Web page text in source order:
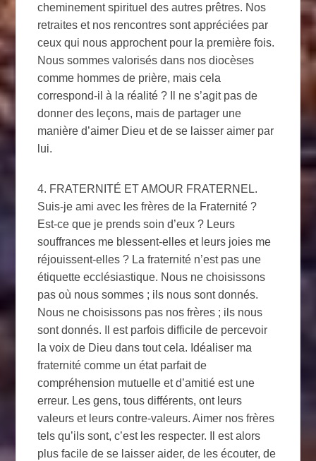
cheminement spirituel des autres prêtres. Nos
retraites et nos rencontres sont appréciées par
ceux qui nous approchent pour la première fois.
Nous sommes valorisés dans nos diocèses
comme hommes de prière, mais cela
correspond-il à la réalité ? Il ne s’agit pas de
donner des leçons, mais de partager une
manière d’aimer Dieu et de se laisser aimer par
lui.
4. FRATERNITÉ ET AMOUR FRATERNEL.
Suis-je ami avec les frères de la Fraternité ?
Est-ce que je prends soin d’eux ? Leurs
souffrances me blessent-elles et leurs joies me
réjouissent-elles ? La fraternité n’est pas une
étiquette ecclésiastique. Nous ne choisissons
pas où nous sommes ; ils nous sont donnés.
Nous ne choisissons pas nos frères ; ils nous
sont donnés. Il est parfois difficile de percevoir
la voix de Dieu dans tout cela. Idéaliser ma
fraternité comme un état parfait de
compréhension mutuelle et d’amitié est une
erreur. Les gens, tous différents, ont leurs
valeurs et leurs contre-valeurs. Aimer nos frères
tels qu’ils sont, c’est les respecter. Il est alors
plus facile de se laisser aider, de les écouter, de